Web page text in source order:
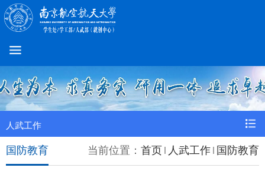
人武工作
当前位置： 首页 人武工作 国防教育
国防教育